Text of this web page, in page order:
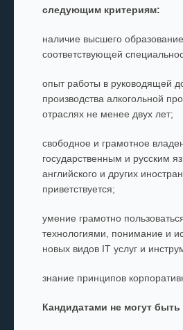
следующим критериям:
наличие высшего
соответствующей
опыт работы в руководящей
производства алкогольной
отраслях не менее двух лет;
свободное и грамотное
государственным и русским
английского и других
приветствуется;
умение грамотно
технологиями, понимание и
новых видов IT услуг и
знание принципов
Кандидатами не могут